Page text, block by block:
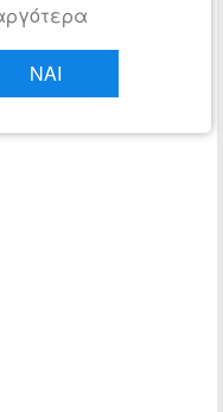
«εμιράτου»
στο Σότσι.
ΝΑΙ